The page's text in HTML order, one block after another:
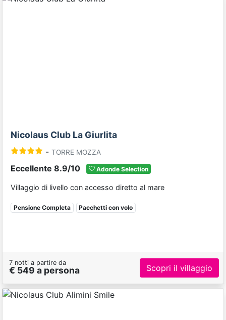
Nicolaus Club La Giurlita
- TORRE MOZZA
Eccellente 8.9/10 Adonde Selection
Villaggio di livello con accesso diretto al mare
Pensione Completa Pacchetti con volo
7 notti a partire da
€ 549 a persona Scopri il villaggio